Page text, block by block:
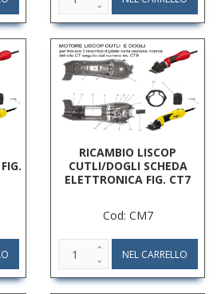
RICAMBIO LISCOP
CUTLI/DOGLI SCHEDA
ELETTRONICA FIG. CT7
Cod: CM7